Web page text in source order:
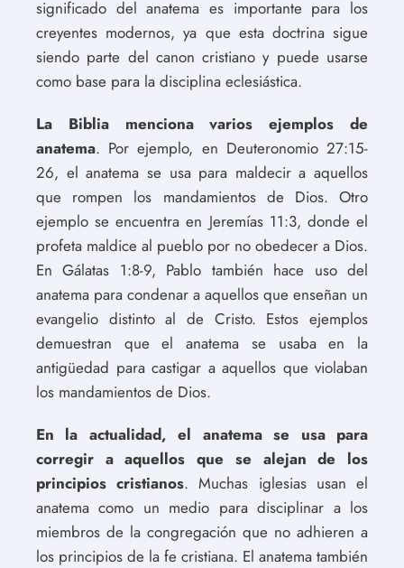
significado del anatema es importante para los
creyentes modernos, ya que esta doctrina sigue
siendo parte del canon cristiano y puede usarse
como base para la disciplina eclesiástica.
La Biblia menciona varios ejemplos de
anatema. Por ejemplo, en Deuteronomio 27:15-
26, el anatema se usa para maldecir a aquellos
que rompen los mandamientos de Dios. Otro
ejemplo se encuentra en Jeremías 11:3, donde el
profeta maldice al pueblo por no obedecer a Dios.
En Gálatas 1:8-9, Pablo también hace uso del
anatema para condenar a aquellos que enseñan un
evangelio distinto al de Cristo. Estos ejemplos
demuestran que el anatema se usaba en la
antigüedad para castigar a aquellos que violaban
los mandamientos de Dios.
En la actualidad, el anatema se usa para
corregir a aquellos que se alejan de los
principios cristianos. Muchas iglesias usan el
anatema como un medio para disciplinar a los
miembros de la congregación que no adhieren a
los principios de la fe cristiana. El anatema también